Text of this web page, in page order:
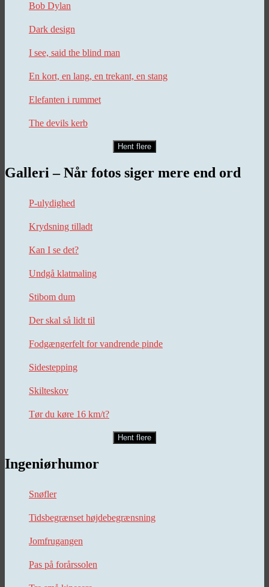
Bob Dylan
Dark design
I see, said the blind man
En kort, en lang, en trekant, en stang
Elefanten i rummet
The devils kerb
Hent flere
Galleri – Når fotos siger mere end ord
P-ulydighed
Krydsning tilladt
Kan I se det?
Undgå klatmaling
Stibom dum
Der skal så lidt til
Fodgængerfelt for vandrende pinde
Sidestepping
Skilteskov
Tør du køre 16 km/t?
Hent flere
Ingeniørhumor
Snøfler
Tidsbegrænset højdebegrænsning
Jomfrugangen
Pas på forårssolen